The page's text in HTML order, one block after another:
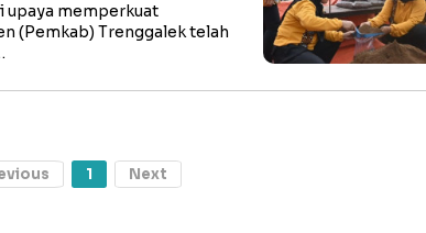
upaya memperkuat
(Pemkab) Trenggalek telah
1 Next